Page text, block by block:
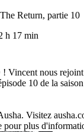
Return, partie 10
h 17 min
Vincent nous
10 de la
Visitez
pour plus